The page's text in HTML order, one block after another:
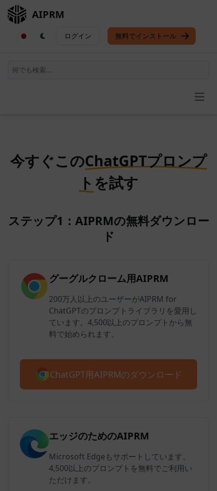
AIPRM
ログイン 無料でインストール
今すぐこのChatGPTプロンプ
ト を試す
ステップ1：AIPRMの無料ダウンロー
ド
グーグルクローム用AIPRM
200万人以上のユーザーがAIPRM for
ChatGPTのプロンプトライブラリを愛用し
ています。4,500以上のプロンプトから無
料で始められます。
ChatGPT用AIPRMのダウンロード
エッジのためのAIPRM
Microsoft Edgeもサポートしています。
4,500以上のプロンプトを無料でご利用い
ただけます。